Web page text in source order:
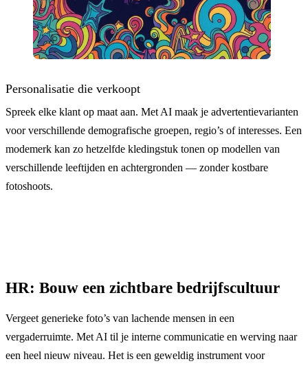
Personalisatie die verkoopt
Spreek elke klant op maat aan. Met AI maak je advertentievarianten
voor verschillende demografische groepen, regio’s of interesses. Een
modemerk kan zo hetzelfde kledingstuk tonen op modellen van
verschillende leeftijden en achtergronden — zonder kostbare
fotoshoots.
HR: Bouw een zichtbare bedrijfscultuur
Vergeet generieke foto’s van lachende mensen in een
vergaderruimte. Met AI til je interne communicatie en werving naar
een heel nieuw niveau. Het is een geweldig instrument voor